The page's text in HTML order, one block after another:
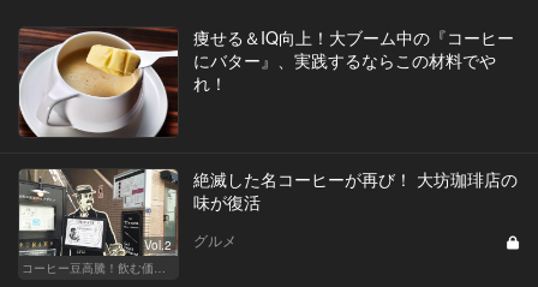
痩せる＆IQ向上！大ブーム中の『コーヒー
にバター』、実践するならこの材料でや
れ！
Vol.2
絶滅した名コーヒーが再び！ 大坊珈琲店の
味が復活
グルメ